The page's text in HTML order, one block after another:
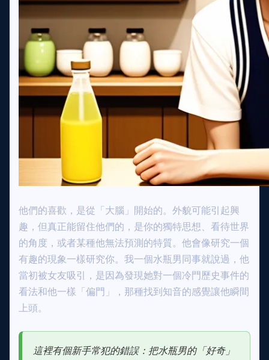
他們的喜歡，是從「大腦」開始的。外貌可能引起興
趣，但真正能留住他們的，是你的獨特思想、看待世界
的角度，或者某種他無法預測的特質。他會像研究一個
有趣的現象一樣研究你。我一個水瓶男同事就說過，他
當初被女友吸引，是因為發現她對一個冷門歷史事件的
看法和他一樣「偏門」，那種找到知音的感覺讓他瞬間
上頭。
這裡有個新手常犯的錯誤：把水瓶男的「好奇」